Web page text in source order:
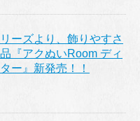
ーズより、飾りやすさ
『アクぬいRoom ディ
ー』新発売！！